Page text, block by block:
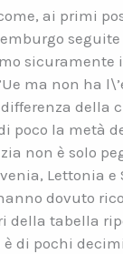
ai primi
sicuramente
ma non ha
della
poco la metà
non è solo
Lettonia
dovuto
tabella
è di pochi